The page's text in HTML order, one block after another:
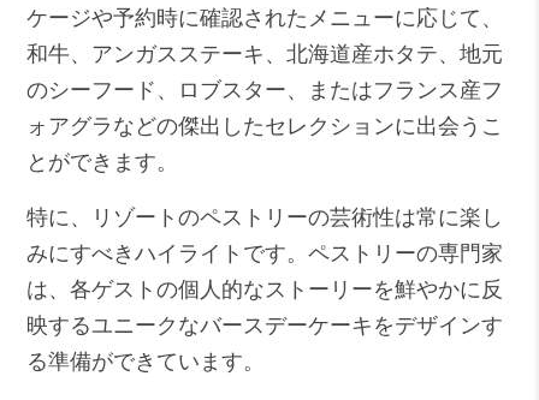
ケージや予約時に確認されたメニューに応じて、
和牛、アンガスステーキ、北海道産ホタテ、地元
のシーフード、ロブスター、またはフランス産フ
ォアグラなどの傑出したセレクションに出会うこ
とができます。
特に、リゾートのペストリーの芸術性は常に楽し
みにすべきハイライトです。ペストリーの専門家
は、各ゲストの個人的なストーリーを鮮やかに反
映するユニークなバースデーケーキをデザインす
る準備ができています。